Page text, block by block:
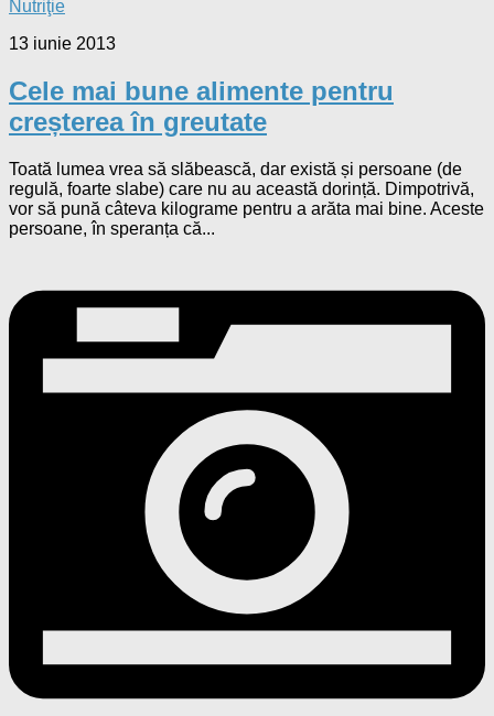
Nutriţie
13 iunie 2013
Cele mai bune alimente pentru
creșterea în greutate
Toată lumea vrea să slăbească, dar există și persoane (de
regulă, foarte slabe) care nu au această dorință. Dimpotrivă,
vor să pună câteva kilograme pentru a arăta mai bine. Aceste
persoane, în speranța că...